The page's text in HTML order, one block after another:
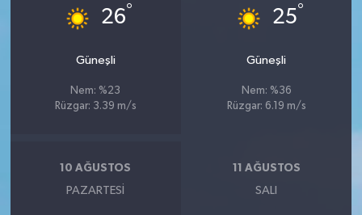
26°
Güneşli
Nem: %23
Rüzgar: 3.39 m/s
25°
Güneşli
Nem: %36
Rüzgar: 6.19 m/s
10 AĞUSTOS
PAZARTESI
11 AĞUSTOS
SALI